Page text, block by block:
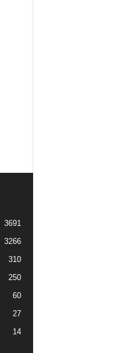
3691
3266
310
250
60
27
14